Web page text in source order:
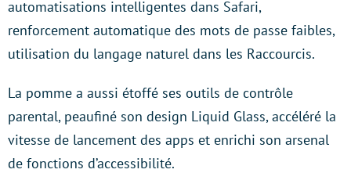
automatisations intelligentes dans Safari,
renforcement automatique des mots de passe faibles,
utilisation du langage naturel dans les Raccourcis.
La pomme a aussi étoffé ses outils de contrôle
parental, peaufiné son design Liquid Glass, accéléré la
vitesse de lancement des apps et enrichi son arsenal
de fonctions d’accessibilité.